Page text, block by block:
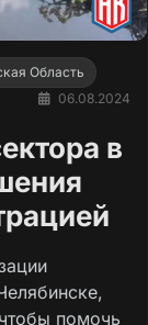
Область
06.08.2024
в
помочь